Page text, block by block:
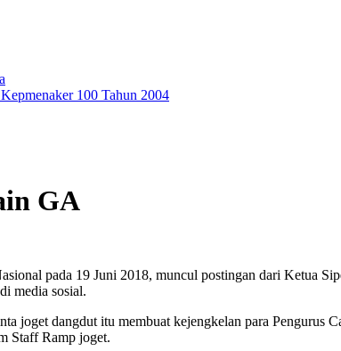
100 Tahun 2004
GA
pada 19 Juni 2018, muncul postingan dari Ketua
media sosial.
joget dangdut itu membuat kejengkelan para Pengurus
Staff Ramp joget.